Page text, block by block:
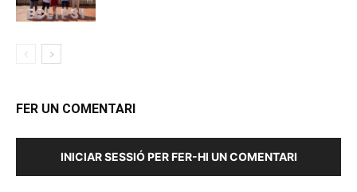
FER UN COMENTARI
INICIAR SESSIÓ PER FER-HI UN COMENTARI